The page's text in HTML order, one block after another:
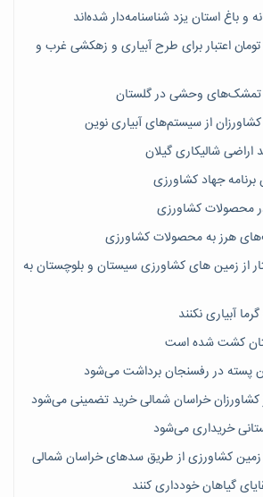
میلیارد تومان اعتبار برای طرح آبیاری و زهکشی غرب و
تمشک‌های وحشی در گلستان
از سیستم‌های آبیاری نوین
جهاد کشاورزی
محصولات کشاورزی
۳۸ هزار هکتار از زمین های کشاورزی سیستان و بلوچستان به
آبیاری نکنند
کشاورزان خراسان شمالی خرید تضمینی می‌شود
خریداری می‌شود
گیاهان خودداری کنند